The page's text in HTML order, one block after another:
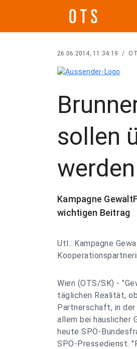
26.06.2014, 11:34:19 /
sollen
werden
Kampagne
wichtigen Beitrag
Utl.: Kampagne
Wien (OTS/SK) -
täglichen Realität,
Partnerschaft, in
allem bei häuslicher
heute SPÖ-
SPÖ-Pressedienst.